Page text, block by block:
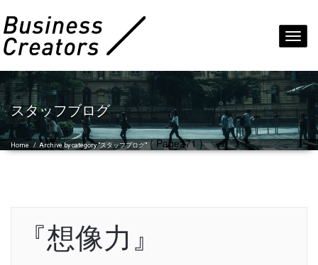
スタッフブログ
Home /Archive by category "スタッフブログ"( Page271 )
『想像力』